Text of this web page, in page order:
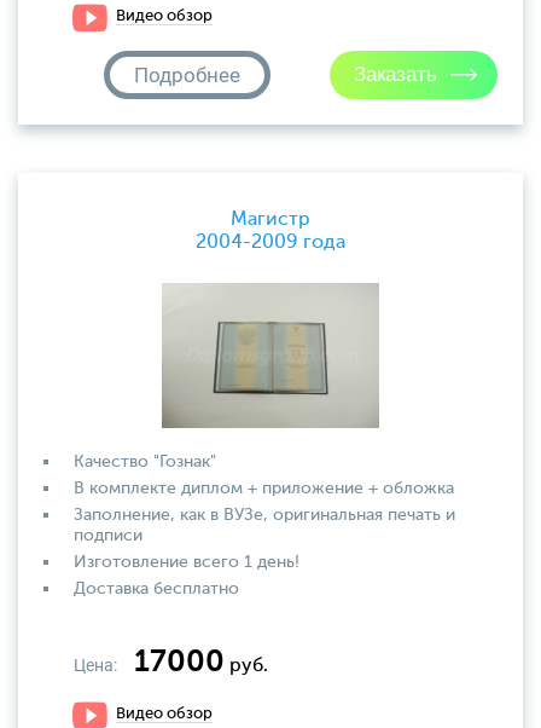
Видео обзор
Подробнее
Магистр
2004-2009 года
Качество "Гознак"
В комплекте диплом + приложение + обложка
Заполнение, как в ВУЗе, оригинальная печать и
подписи
Изготовление всего 1 день!
Доставка бесплатно
Цена: 17000 руб.
Видео обзор